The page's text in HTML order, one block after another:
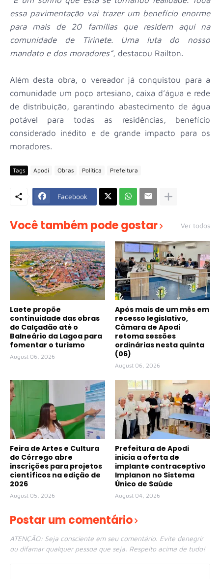
essa pavimentação vai trazer um benefício enorme
para mais de 20 famílias que residem aqui na
comunidade de Tirinete. Uma luta do nosso
mandato e dos moradores”, destacou Railton.
Além desta obra, o vereador já conquistou para a
comunidade um poço artesiano, caixa d’água e rede
de distribuição, garantindo abastecimento de água
potável para todas as residências, benefício
considerado inédito e de grande impacto para os
moradores.
Tags Apodi Obras Política Prefeitura
Facebook
Você também pode gostar Ver todos
Laete propõe
continuidade das obras
do Calçadão até o
Balneário da Lagoa para
fomentar o turismo
August 06, 2026
Após mais de um mês em
recesso legislativo,
Câmara de Apodi
retoma sessões
ordinárias nesta quinta
(06)
August 06, 2026
Feira de Artes e Cultura
do Córrego abre
inscrições para projetos
científicos na edição de
2026
August 05, 2026
Prefeitura de Apodi
inicia a oferta de
implante contraceptivo
Implanon no Sistema
Único de Saúde
August 04, 2026
Postar um comentário
ATENÇÃO: Seja consciente em seu comentário. Evite denegrir
ou difamar qualquer pessoa que seja. Respeito acima de tudo!